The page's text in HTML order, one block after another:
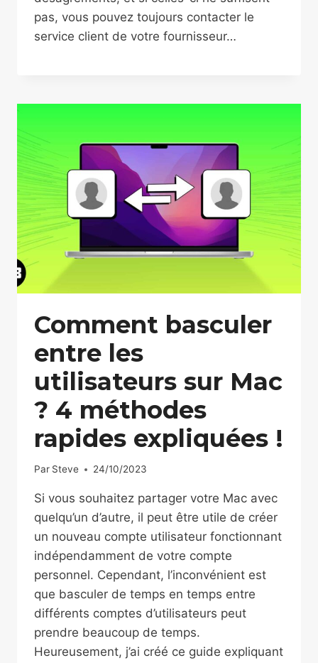
pas, vous pouvez toujours contacter le
service client de votre fournisseur…
Comment basculer
entre les
utilisateurs sur Mac
? 4 méthodes
rapides expliquées !
Par Steve 24/10/2023
Si vous souhaitez partager votre Mac avec
quelqu’un d’autre, il peut être utile de créer
un nouveau compte utilisateur fonctionnant
indépendamment de votre compte
personnel. Cependant, l’inconvénient est
que basculer de temps en temps entre
différents comptes d’utilisateurs peut
prendre beaucoup de temps.
Heureusement, j’ai créé ce guide expliquant